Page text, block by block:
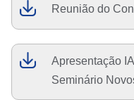
Reunião do
Apresentação
Seminário